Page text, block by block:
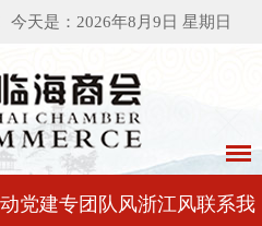
天是：2026年8月9日 星期日
党建专团队风浙江风联系我